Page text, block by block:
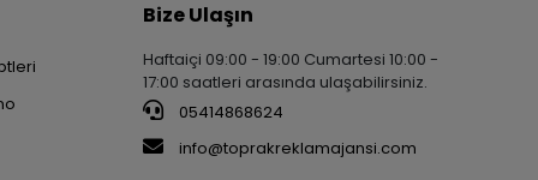
Bize Ulaşın
Haftaiçi 09:00 - 19:00 Cumartesi 10:00 -
17:00 saatleri arasında ulaşabilirsiniz.
05414868624
info@toprakreklamajansi.com